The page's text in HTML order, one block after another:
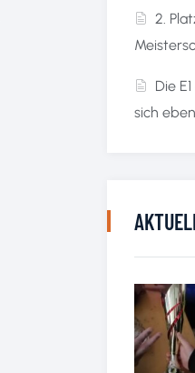
2.
Die
sich